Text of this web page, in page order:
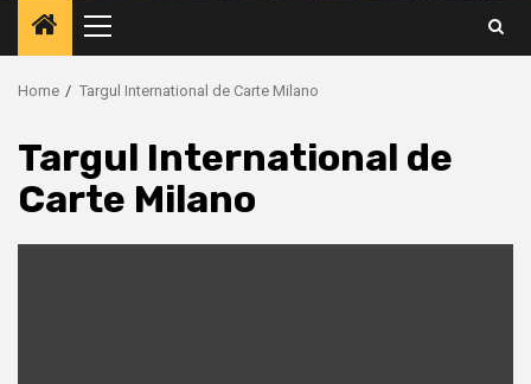
Primary
Menu
Home Targul International de Carte Milano
Targul International de
Carte Milano